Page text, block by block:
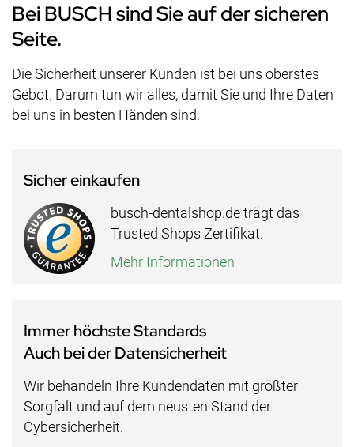
Bei BUSCH sind Sie auf der sicheren
Seite.
Die Sicherheit unserer Kunden ist bei uns oberstes
Gebot. Darum tun wir alles, damit Sie und Ihre Daten
bei uns in besten Händen sind.
Sicher einkaufen
busch-dentalshop.de trägt das
Trusted Shops Zertifikat.
Mehr Informationen
Immer höchste Standards
Auch bei der Datensicherheit
Wir behandeln Ihre Kundendaten mit größter
Sorgfalt und auf dem neusten Stand der
Cybersicherheit.